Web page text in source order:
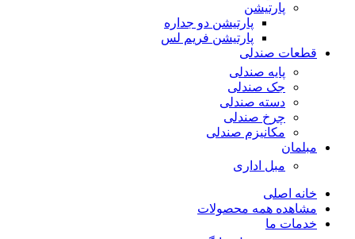
پارتیشن
پارتیشن دو جداره
پارتیشن فریم لس
قطعات صندلی
پایه صندلی
جک صندلی
دسته صندلی
چرخ صندلی
مکانیزم صندلی
مبلمان
مبل اداری
خانه اصلی
مشاهده همه محصولات
خدمات ما